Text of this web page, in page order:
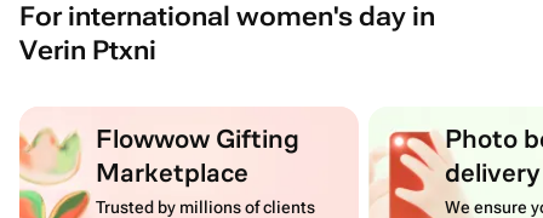
For international women's day in
Verin Ptxni
Flowwow Gifting
Marketplace
Trusted by millions of clients
Photo
delivery
We ensure